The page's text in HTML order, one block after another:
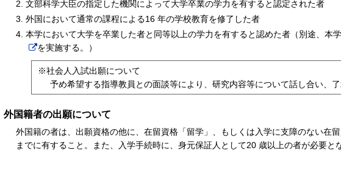
⽂部科学⼤⾂の指定した機関によって⼤学卒業の学⼒を有すると認定された者
外国において通常の課程による16 年の学校教育を修了した者
本学において⼤学を卒業した者と同等以上の学⼒を有すると認めた者（別途、本
を実施する。）
※社会人入試出願について
予め希望する指導教員との面談等により、研究内容等について話し合い、了
外国籍者の出願について
外国籍の者は、出願資格の他に、在留資格「留学」、もしくは⼊学に⽀障のない在
までに有すること。また、⼊学⼿続時に、⾝元保証⼈として20 歳以上の者が必要と